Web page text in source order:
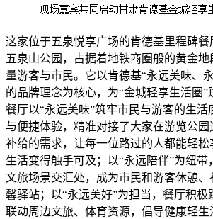
这家位于五泉悦享广场的肯德基里程碑
五泉山公园，占据着地铁商圈般的黄金
量游客与市民。它以肯德基“永远美味、
的品牌理念为核心，为“金城轻享生活圈”
餐厅以“永远美味”筑牢市民与游客的生
与便捷体验，精准对接了大家在游览公园
补给的需求，让每一位路过的人都能轻
生活变得触手可及；以“永远陪伴”为纽带
文旅场景交汇处，成为市民和游客休憩
馨驿站；以“永远美好”为担当，餐厅积
联动周边文旅、体育资源，倡导健康轻